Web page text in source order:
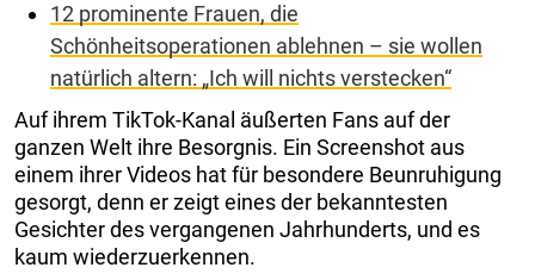
12 prominente Frauen, die
Schönheitsoperationen ablehnen – sie wollen
natürlich altern: „Ich will nichts verstecken“
Auf ihrem TikTok-Kanal äußerten Fans auf der
ganzen Welt ihre Besorgnis. Ein Screenshot aus
einem ihrer Videos hat für besondere Beunruhigung
gesorgt, denn er zeigt eines der bekanntesten
Gesichter des vergangenen Jahrhunderts, und es
kaum wiederzuerkennen.